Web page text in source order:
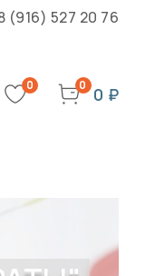
(916) 527 20 76
0 0 0 ₽